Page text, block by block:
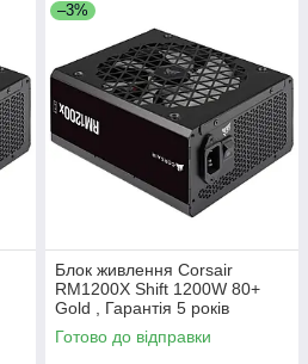
–3%
Блок живлення Corsair
RM1200X Shift 1200W 80+
Gold , Гарантія 5 років
Готово до відправки